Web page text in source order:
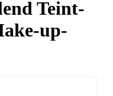
Teint-
up-